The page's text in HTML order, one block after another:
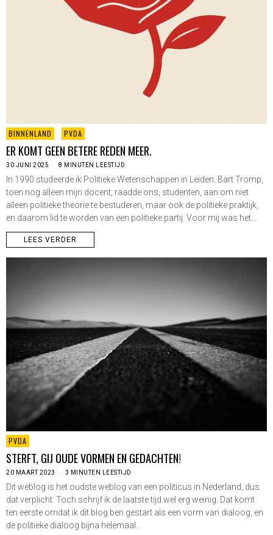
BINNENLAND · PVDA
ER KOMT GEEN BETERE REDEN MEER.
30 JUNI 2025 8 MINUTEN LEESTIJD
In 1990 studeerde ik Politieke Wetenschappen in Leiden. Bart Tromp,
toen nog alleen mijn docent, raadde ons, studenten, aan om niet
alleen politieke theorie te bestuderen, maar ook de politieke praktijk,
en daarom lid te worden van een politieke partij. Voor mij was het…
LEES VERDER
PVDA
STERFT, GIJ OUDE VORMEN EN GEDACHTEN!
20 MAART 2023 3 MINUTEN LEESTIJD
Dit weblog is het oudste weblog van een politicus in Nederland, dus
dat verplicht. Toch schrijf ik de laatste tijd wel erg weinig. Dat komt
ten eerste omdat ik dit blog ben gestart als een vorm van dialoog, en
de politieke dialoog bijna helemaal…